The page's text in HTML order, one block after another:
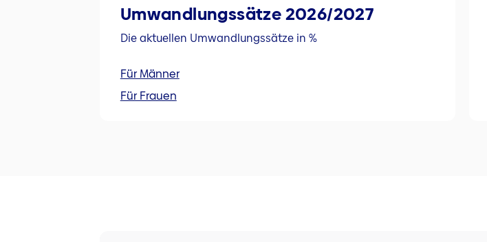
Umwandlungssätze 2026/2027
Die aktuellen Umwandlungssätze in %
Für Männer
Für Frauen